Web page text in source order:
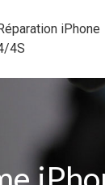
iPhone
4S